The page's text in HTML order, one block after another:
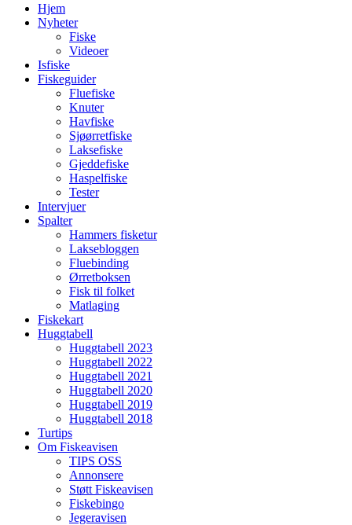
Hjem
Nyheter
Fiske
Videoer
Isfiske
Fiskeguider
Fluefiske
Knuter
Havfiske
Sjøørretfiske
Laksefiske
Gjeddefiske
Haspelfiske
Tester
Intervjuer
Spalter
Hammers fisketur
Laksebloggen
Fluebinding
Ørretboksen
Fisk til folket
Matlaging
Fiskekart
Huggtabell
Huggtabell 2023
Huggtabell 2022
Huggtabell 2021
Huggtabell 2020
Huggtabell 2019
Huggtabell 2018
Turtips
Om Fiskeavisen
TIPS OSS
Annonsere
Støtt Fiskeavisen
Fiskebingo
Jegeravisen